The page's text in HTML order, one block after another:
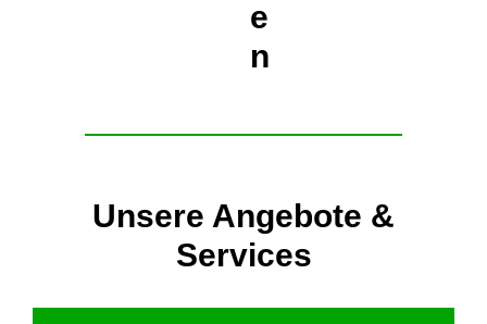
e
n
Unsere Angebote &
Services